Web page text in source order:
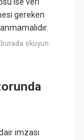
ise veri
gereken
burada okuyun:
imzası